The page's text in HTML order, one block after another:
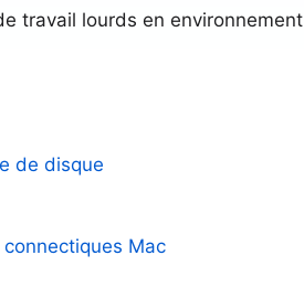
travail lourds en environnement
de disque
Mac